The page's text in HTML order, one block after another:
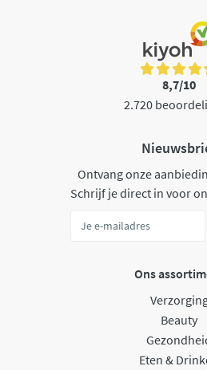
8,7/10
2.720
Ontvang onze
Schrijf je direct in voor
Ons
Beauty
Eten &